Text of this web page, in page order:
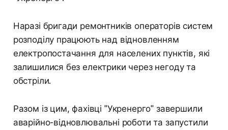
Наразі бригади ремонтників операторів систем
розподілу працюють над відновленням
електропостачання для населених пунктів, які
залишилися без електрики через негоду та
обстріли.
Разом із цим, фахівці "Укренерго" завершили
аварійно-відновлювальні роботи та запустили